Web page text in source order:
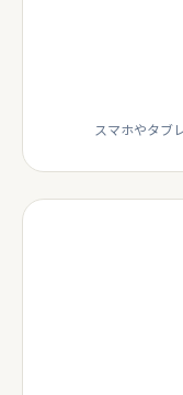
スマホやタブ